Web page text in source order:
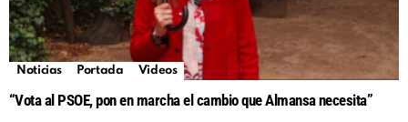
Noticias Portada Videos
“Vota al PSOE, pon en marcha el cambio que Almansa necesita”